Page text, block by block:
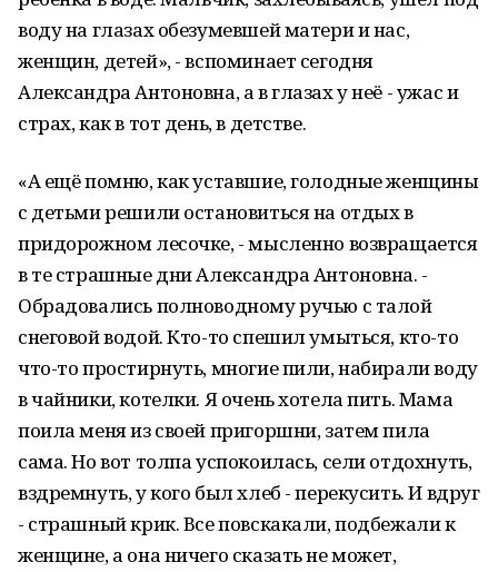
воду на глазах обезумевшей матери и нас,
женщин, детей», - вспоминает сегодня
Александра Антоновна, а в глазах у неё - ужас и
страх, как в тот день, в детстве.
«А ещё помню, как уставшие, голодные женщины
с детьми решили остановиться на отдых в
придорожном лесочке, - мысленно возвращается
в те страшные дни Александра Антоновна. -
Обрадовались полноводному ручью с талой
снеговой водой. Кто-то спешил умыться, кто-то
что-то простирнуть, многие пили, набирали воду
в чайники, котелки. Я очень хотела пить. Мама
поила меня из своей пригоршни, затем пила
сама. Но вот толпа успокоилась, сели отдохнуть,
вздремнуть, у кого был хлеб - перекусить. И вдруг
- страшный крик. Все повскакали, подбежали к
женщине, а она ничего сказать не может,